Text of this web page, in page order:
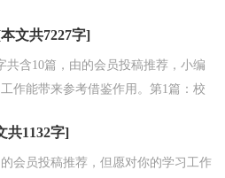
文共7227字]
共含10篇，由的会员投稿推荐，小编
作能带来参考借鉴作用。第1篇：校
共1132字]
会员投稿推荐，但愿对你的学习工作